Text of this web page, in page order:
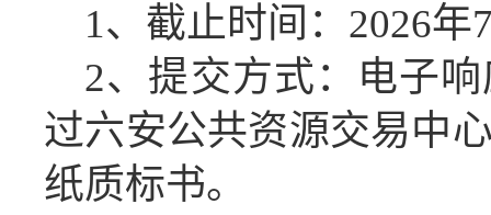
1、截止时间： 2026年
2、提交方式：电子
过六安公共资源交易中
纸质标书。